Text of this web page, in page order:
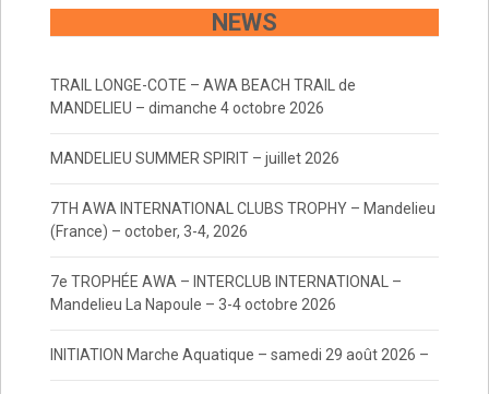
navigation
NEWS
TRAIL LONGE-COTE – AWA BEACH TRAIL de
MANDELIEU – dimanche 4 octobre 2026
MANDELIEU SUMMER SPIRIT – juillet 2026
7TH AWA INTERNATIONAL CLUBS TROPHY – Mandelieu
(France) – october, 3-4, 2026
7e TROPHÉE AWA – INTERCLUB INTERNATIONAL –
Mandelieu La Napoule – 3-4 octobre 2026
INITIATION Marche Aquatique – samedi 29 août 2026 –